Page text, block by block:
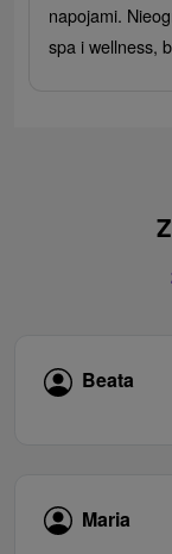
napojami.
spa i wellness,
Beata
Maria